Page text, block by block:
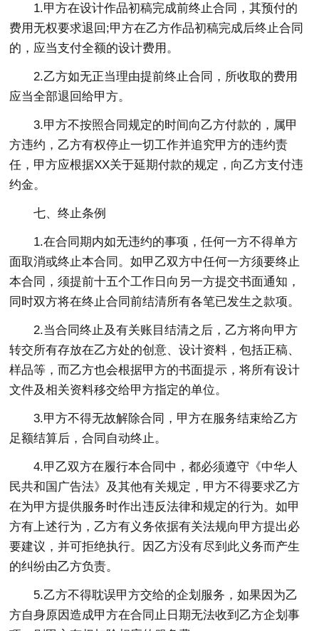
1.甲方在设计作品初稿完成前终止合同，其预付的
费用无权要求退回;甲方在乙方作品初稿完成后终止合同
的，应当支付全额的设计费用。
2.乙方如无正当理由提前终止合同，所收取的费用
应当全部退回给甲方。
3.甲方不按照合同规定的时间向乙方付款的，属甲
方违约，乙方有权停止一切工作并追究甲方的违约责
任，甲方应根据XX关于延期付款的规定，向乙方支付违
约金。
七、终止条例
1.在合同期内如无违约的事项，任何一方不得单方
面取消或终止本合同。如甲乙双方中任何一方须要终止
本合同，须提前十五个工作日向另一方提交书面通知，
同时双方将在终止合同前结清所有各笔已发生之款项。
2.当合同终止及有关账目结清之后，乙方将向甲方
转交所有存放在乙方处的创意、设计资料，包括正稿、
样品等，而乙方也会根据甲方的书面提示，将所有设计
文件及相关资料移交给甲方指定的单位。
3.甲方不得无故解除合同，甲方在服务结束给乙方
足额结算后，合同自动终止。
4.甲乙双方在履行本合同中，都必须遵守《中华人
民共和国广告法》及其他有关规定，甲方不得要求乙方
在为甲方提供服务时作出违反法律和规定的行为。如甲
方有上述行为，乙方有义务依据有关法规向甲方提出必
要建议，并可拒绝执行。因乙方没有尽到此义务而产生
的纠纷由乙方负责。
5.乙方不得耽误甲方交给的企划服务，如果因为乙
方自身原因造成甲方在合同止日期无法收到乙方企划事